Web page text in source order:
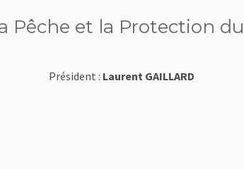
Pêche et la Protection
Président : Laurent GAILLARD